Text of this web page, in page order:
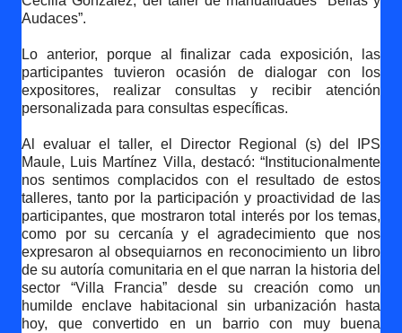
Audaces”.
Lo anterior, porque al finalizar cada exposición, las
participantes tuvieron ocasión de dialogar con los
expositores, realizar consultas y recibir atención
personalizada para consultas específicas.
Al evaluar el taller, el Director Regional (s) del IPS
Maule, Luis Martínez Villa, destacó: “Institucionalmente
nos sentimos complacidos con el resultado de estos
talleres, tanto por la participación y proactividad de las
participantes, que mostraron total interés por los temas,
como por su cercanía y el agradecimiento que nos
expresaron al obsequiarnos en reconocimiento un libro
de su autoría comunitaria en el que narran la historia del
sector “Villa Francia” desde su creación como un
humilde enclave habitacional sin urbanización hasta
hoy, que convertido en un barrio con muy buena